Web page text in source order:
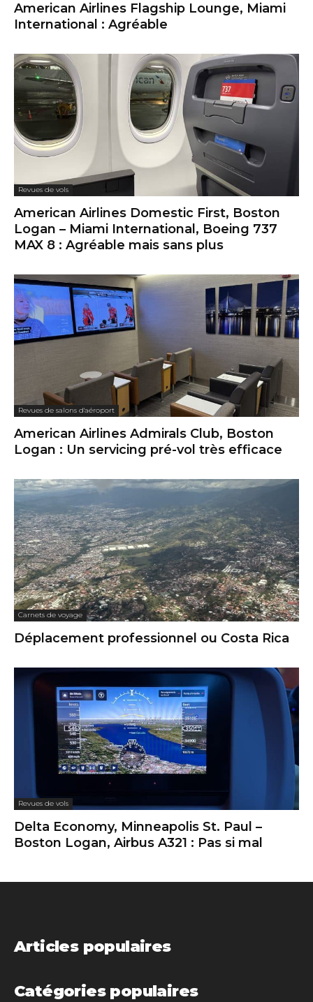
American Airlines Flagship Lounge, Miami
International : Agréable
Revues de vols
American Airlines Domestic First, Boston
Logan – Miami International, Boeing 737
MAX 8 : Agréable mais sans plus
Revues de salons d'aéroport
American Airlines Admirals Club, Boston
Logan : Un servicing pré-vol très efficace
Carnets de voyage
Déplacement professionnel ou Costa Rica
Revues de vols
Delta Economy, Minneapolis St. Paul –
Boston Logan, Airbus A321 : Pas si mal
Articles populaires
Catégories populaires